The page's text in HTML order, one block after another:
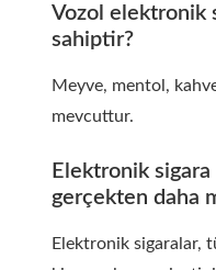
Vozol elektronik
sahiptir?
Meyve, mentol,
mevcuttur.
Elektronik sigara
gerçekten daha
Elektronik sigaralar,